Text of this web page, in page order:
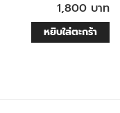
1,800 บาท
หยิบใส่ตะกร้า